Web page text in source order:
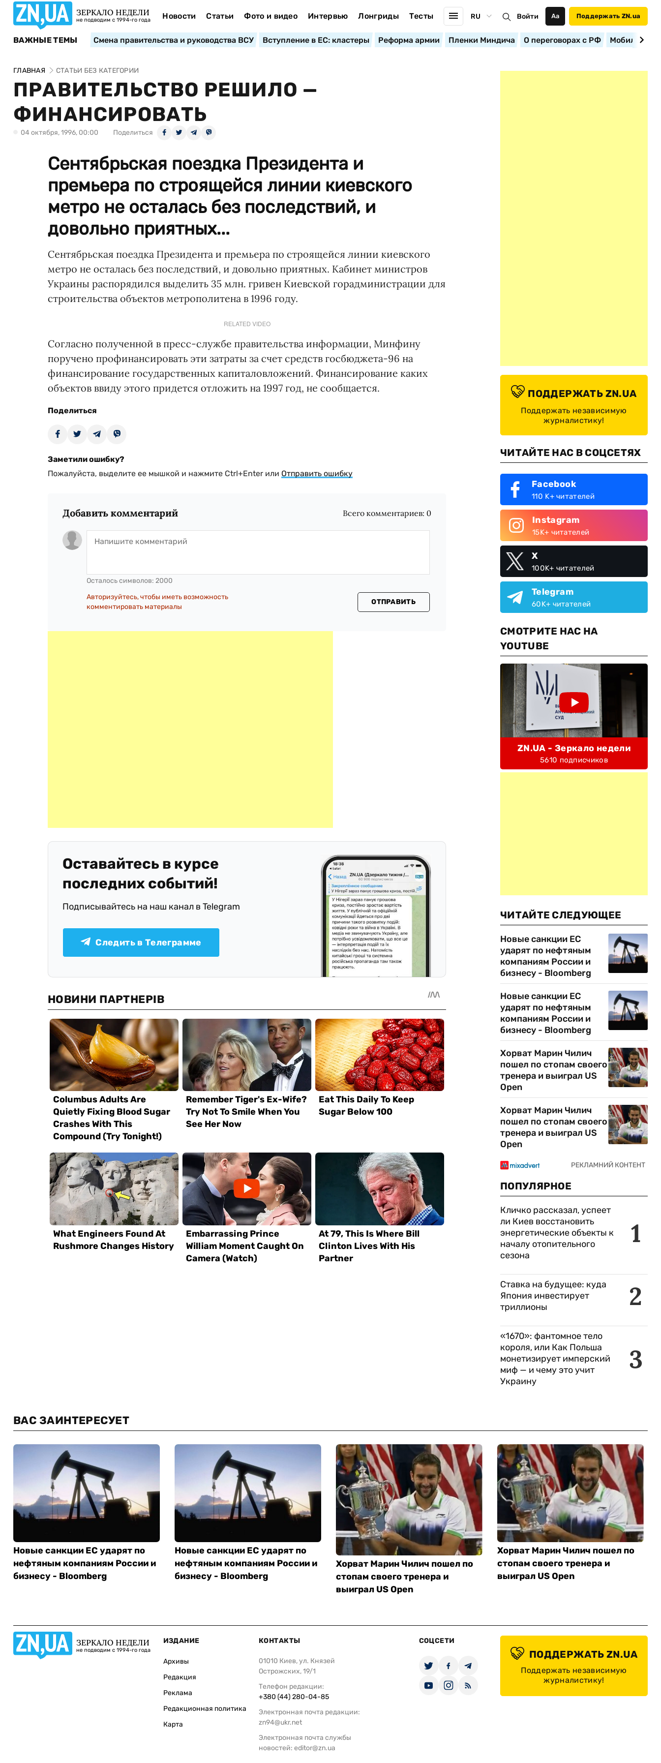
ЗЕРКАЛО НЕДЕЛИ
не подводим с 1994-го года Новости Статьи Фото и видео Интервью Лонгриды Тесты RU Войти Аа Поддержать ZN.ua
ВАЖНЫЕ ТЕМЫ Смена правительства и руководства ВСУ Вступление в ЕС: кластеры Реформа армии Пленки Миндича О переговорах с РФ
ГЛАВНАЯ СТАТЬИ БЕЗ КАТЕГОРИИ
ПРАВИТЕЛЬСТВО РЕШИЛО —
ФИНАНСИРОВАТЬ
04 октября, 1996, 00:00 Поделиться
Сентябрьская поездка Президента и
премьера по строящейся линии киевского
метро не осталась без последствий, и
довольно приятных...
Сентябрьская поездка Президента и премьера по строящейся линии киевского
метро не осталась без последствий, и довольно приятных. Кабинет министров
Украины распорядился выделить 35 млн. гривен Киевской горадминистрации для
строительства объектов метрополитена в 1996 году.
RELATED VIDEO
Согласно полученной в пресс-службе правительства информации, Минфину
поручено профинансировать эти затраты за счет средств госбюджета-96 на
финансирование государственных капиталовложений. Финансирование каких
объектов ввиду этого придется отложить на 1997 год, не сообщается.
Поделиться
Заметили ошибку?
Пожалуйста, выделите ее мышкой и нажмите Ctrl+Enter или Отправить ошибку
Добавить комментарий Всего комментариев: 0
Осталось символов: 2000
Авторизуйтесь, чтобы иметь возможность
комментировать материалы
ОТПРАВИТЬ
Оставайтесь в курсе
последних событий!
Подписывайтесь на наш канал в Telegram
Следить в Телеграмме
ПОДДЕРЖАТЬ ZN.UA
Поддержать независимую
журналистику!
ЧИТАЙТЕ НАС В СОЦСЕТЯХ
Facebook
110 K+ читателей
Instagram
15K+ читателей
X
100K+ читателей
Telegram
60K+ читателей
СМОТРИТЕ НАС НА
YOUTUBE
ZN.UA - Зеркало недели
5610 подписчиков
ЧИТАЙТЕ СЛЕДУЮЩЕЕ
Новые санкции ЕС
ударят по нефтяным
компаниям России и
бизнесу - Bloomberg
Новые санкции ЕС
ударят по нефтяным
компаниям России и
бизнесу - Bloomberg
Хорват Марин Чилич
пошел по стопам своего
тренера и выиграл US
Open
Хорват Марин Чилич
пошел по стопам своего
тренера и выиграл US
Open
ПОПУЛЯРНОЕ
1
Кличко рассказал, успеет
ли Киев восстановить
энергетические объекты к
началу отопительного
сезона
2
Ставка на будущее: куда
Япония инвестирует
триллионы
3
«1670»: фантомное тело
короля, или Как Польша
монетизирует имперский
миф — и чему это учит
Украину
ВАС ЗАИНТЕРЕСУЕТ
Новые санкции ЕС ударят по
нефтяным компаниям России и
бизнесу - Bloomberg
Новые санкции ЕС ударят по
нефтяным компаниям России и
бизнесу - Bloomberg
Хорват Марин Чилич пошел по
стопам своего тренера и
выиграл US Open
Хорват Марин Чилич пошел по
стопам своего тренера и
выиграл US Open
ЗЕРКАЛО НЕДЕЛИ
не подводим с 1994-го года
ИЗДАНИЕ
Архивы
Редакция
Реклама
Редакционная политика
Карта
КОНТАКТЫ
01010 Киев, ул. Князей
Острожских, 19/1
Телефон редакции:
+380 (44) 280-04-85
Электронная почта редакции:
zn94@ukr.net
Электронная почта службы
новостей: editor@zn.ua
СОЦСЕТИ
ПОДДЕРЖАТЬ ZN.UA
Поддержать независимую
журналистику!